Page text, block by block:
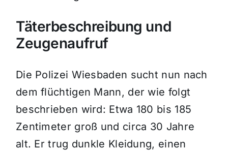
Täterbeschreibung und
Zeugenaufruf
Die Polizei Wiesbaden sucht nun nach
dem flüchtigen Mann, der wie folgt
beschrieben wird: Etwa 180 bis 185
Zentimeter groß und circa 30 Jahre
alt. Er trug dunkle Kleidung, einen